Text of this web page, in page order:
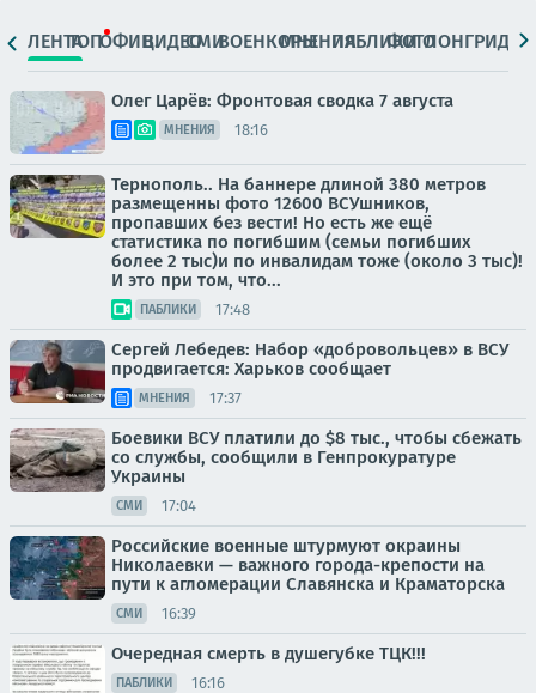
ЛЕНТАТОПОФИЦ.ВИДЕОСМИВОЕНКОРЫМНЕНИЯПАБЛИКИ
ФОТОЛОНГРИДЫ
Олег Царёв: Фронтовая сводка 7 августа
МНЕНИЯ 18:16
Тернополь.. На баннере длиной 380 метров
размещенны фото 12600 ВСУшников,
пропавших без вести! Но есть же ещё
статистика по погибшим (семьи погибших
более 2 тыс)и по инвалидам тоже (около 3 тыс)!
И это при том, что...
ПАБЛИКИ 17:48
Сергей Лебедев: Набор «добровольцев» в ВСУ
продвигается: Харьков сообщает
МНЕНИЯ 17:37
Боевики ВСУ платили до $8 тыс., чтобы сбежать
со службы, сообщили в Генпрокуратуре
Украины
СМИ 17:04
Российские военные штурмуют окраины
Николаевки — важного города-крепости на
пути к агломерации Славянска и Краматорска
СМИ 16:39
Очередная смерть в душегубке ТЦК!!!
ПАБЛИКИ 16:16